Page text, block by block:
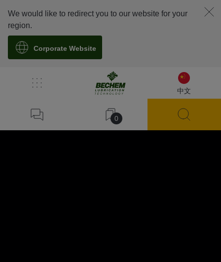
中文
0
We would like to redirect you to our website for your
region.
Corporate Website